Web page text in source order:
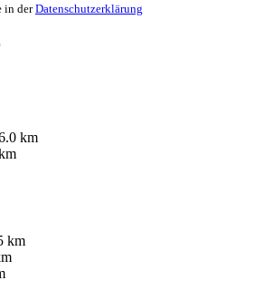
in derDatenschutzerklärung
km
km